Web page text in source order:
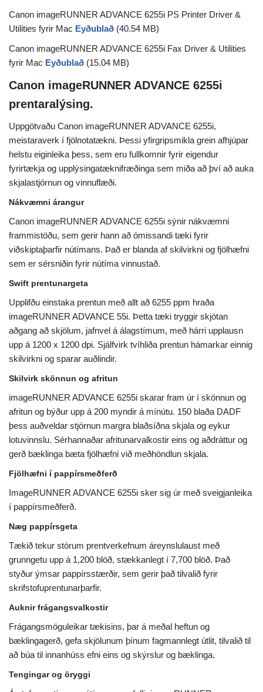
Canon imageRUNNER ADVANCE 6255i PS Printer Driver &
Utilities fyrir Mac Eyðublað (40.54 MB)
Canon imageRUNNER ADVANCE 6255i Fax Driver & Utilities
fyrir Mac Eyðublað (15.04 MB)
Canon imageRUNNER ADVANCE 6255i
prentaralýsing.
Uppgötvaðu Canon imageRUNNER ADVANCE 6255i,
meistaraverk í fjölnotatækni. Þessi yfirgripsmikla grein afhjúpar
helstu eiginleika þess, sem eru fullkomnir fyrir eigendur
fyrirtækja og upplýsingatæknifræðinga sem miða að því að auka
skjalastjórnun og vinnuflæði.
Nákvæmni árangur
Canon imageRUNNER ADVANCE 6255i sýnir nákvæmni
frammistöðu, sem gerir hann að ómissandi tæki fyrir
viðskiptaþarfir nútímans. Það er blanda af skilvirkni og fjölhæfni
sem er sérsniðin fyrir nútíma vinnustað.
Swift prentunargeta
Upplifðu einstaka prentun með allt að 6255 ppm hraða
imageRUNNER ADVANCE 55i. Þetta tæki tryggir skjótan
aðgang að skjölum, jafnvel á álagstímum, með hárri upplausn
upp á 1200 x 1200 dpi. Sjálfvirk tvíhliða prentun hámarkar einnig
skilvirkni og sparar auðlindir.
Skilvirk skönnun og afritun
imageRUNNER ADVANCE 6255i skarar fram úr í skönnun og
afritun og býður upp á 200 myndir á mínútu. 150 blaða DADF
þess auðveldar stjórnun margra blaðsíðna skjala og eykur
lotuvinnslu. Sérhannaðar afritunarvalkostir eins og aðdráttur og
gerð bæklinga bæta fjölhæfni við meðhöndlun skjala.
Fjölhæfni í pappírsmeðferð
ImageRUNNER ADVANCE 6255i sker sig úr með sveigjanleika
í pappírsmeðferð.
Næg pappírsgeta
Tækið tekur stórum prentverkefnum áreynslulaust með
grunngetu upp á 1,200 blöð, stækkanlegt í 7,700 blöð. Það
styður ýmsar pappírsstærðir, sem gerir það tilvalið fyrir
skrifstofuprentunarþarfir.
Auknir frágangsvalkostir
Frágangsmöguleikar tækisins, þar á meðal heftun og
bæklingagerð, gefa skjölunum þínum fagmannlegt útlit, tilvalið til
að búa til innanhúss efni eins og skýrslur og bæklinga.
Tengingar og öryggi